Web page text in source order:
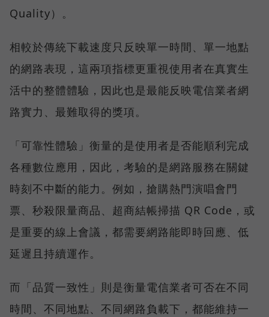
Quality）。
相較於傳統下載速度只反映單一時間、單一地點
的網路表現，這兩項指標更重視使用者在真實生
活中的整體體驗，因此也是最能反映電信業者網
路實力、最難取得的獎項。
「可靠性體驗」衡量的是使用者是否能順利完成
各種數位應用，因此，考驗的是網路服務在關鍵
時刻不中斷的能力。例如，搶購熱門演唱會門
票、秒殺限量商品、超商結帳掃描 QR Code，或
是重要的線上會議，都需要網路能即時回應、低
延遲且持續運作。
而「品質一致性」則是衡量電信業者可否在不同
時間、不同地點、不同網路負載下，都能維持一